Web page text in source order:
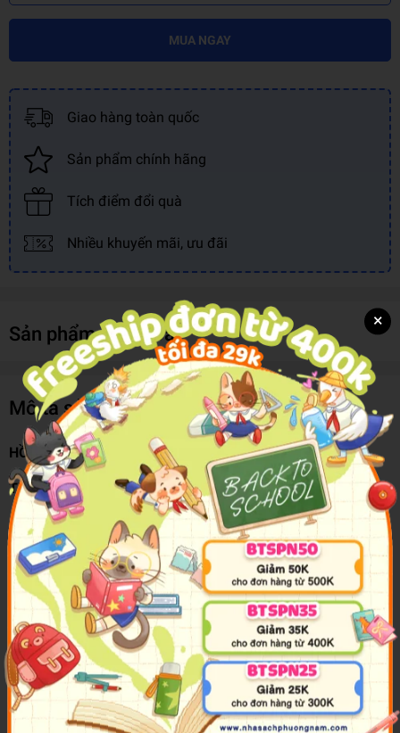
MUA NGAY
Giao hàng toàn quốc
Sản phẩm chính hãng
Tích điểm đổi quà
Nhiều khuyến mãi, ưu đãi
Sản phẩm cùng loại
Mô tả sản phẩm
HỒ KHÔ 36G KR971293 H/12
Thương hiệu: KEY-ROAD
- Hồ khô được làm từ những chất liệu an toàn, thân thiện với
môi trường.
- Sản phẩm được đảm bảo giữ được độ bền cho mối dán
qua thời gian lâu dài.
- Có thể được sử dụng trên bề mặt giấy hoặc vải.
- Chất hồ mịn, dính nhanh chóng và bám tốt. Đây là sản
phẩm phù hợp với những người có yêu cầu khắt khe về chất
lượng.
×